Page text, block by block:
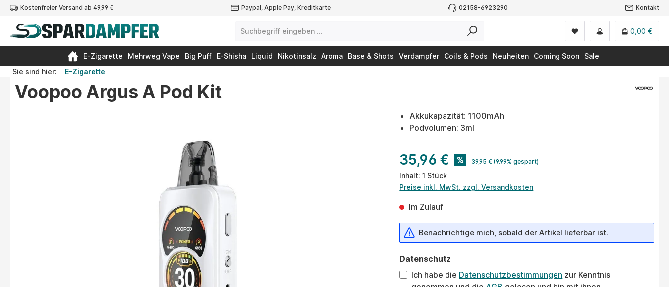
Zur Hauptnavigation springen
Kostenfreier Versand ab 49,99 € Paypal, Apple Pay, Kreditkarte 02158-6923290 Kontakt
0,00 €
E-Zigarette Mehrweg Vape Big Puff E-Shisha Liquid Nikotinsalz Aroma Base & Shots Verdampfer Coils & Pods Neuheiten Coming Soon
Sale
Sie sind hier:
E-Zigarette
Voopoo Argus A Pod Kit
Akkukapazität: 1100mAh
Podvolumen: 3ml
35,96 € % 39,95 € (9.99% gespart)
Inhalt:1 Stück
Preise inkl. MwSt. zzgl. Versandkosten
Im Zulauf
Benachrichtige mich, sobald der Artikel lieferbar ist.
Datenschutz
Ich habe die Datenschutzbestimmungen zur Kenntnis